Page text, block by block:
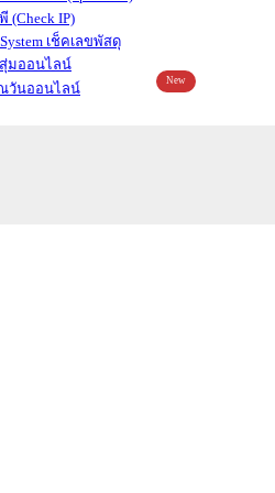
(Check IP)
เช็คเลขพัสดุ
สุ่มออนไลน์
วันออนไลน์
New